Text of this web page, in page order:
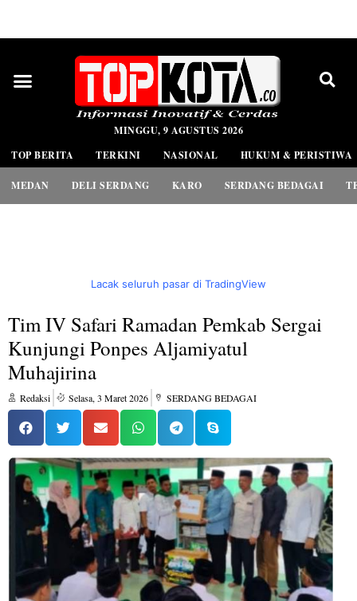
MINGGU, 9 AGUSTUS 2026
TOP BERITA
TERKINI NASIONAL HUKUM & PERISTIWA
MEDAN DELI SERDANG KARO SERDANG BEDAGAI
Lacak seluruh pasar di TradingView
Tim IV Safari Ramadan Pemkab Sergai
Kunjungi Ponpes Aljamiyatul
Muhajirina
Redaksi Selasa, 3 Maret 2026 SERDANG BEDAGAI